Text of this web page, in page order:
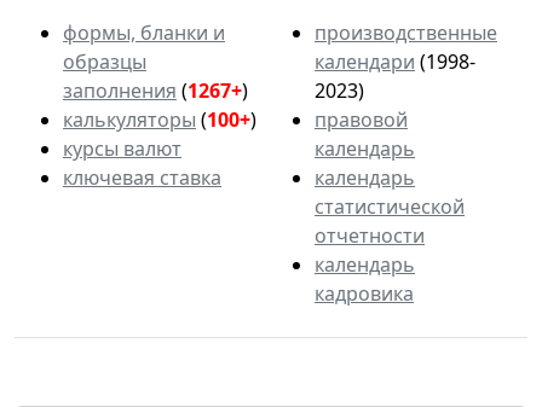
формы, бланки и
образцы
заполнения (1267+)
калькуляторы (100+)
курсы валют
ключевая ставка
производственные
календари (1998-
2023)
правовой
календарь
календарь
статистической
отчетности
календарь
кадровика